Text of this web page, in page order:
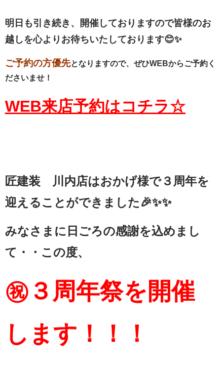
明日も引き続き、開催しておりますので皆様のお
越しを心よりお待ちいたしております😊✨
ご予約の方優先となりますので、ぜひWEBからご予約く
ださいませ！
WEB来店予約はコチラ☆
匠建装 川内店はおかげ様で３周年を
迎えることができました🎉✨✨
みなさまに日ごろの感謝を込めまし
て・・この度、
㊗３周年祭を開催
します！！！